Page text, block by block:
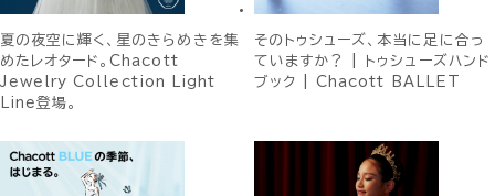
夏の夜空に輝く、星のきらめきを集
めたレオタード。Chacott
Jewelry Collection Light
Line登場。
そのトゥシューズ、本当に足に合っ
ていますか？ | トゥシューズハンド
ブック | Chacott BALLET